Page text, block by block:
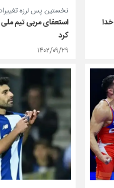
نخستین پس لرزه
استعفای مربی تیم
کرد
۱۴۰۲/۰۹/۲۹